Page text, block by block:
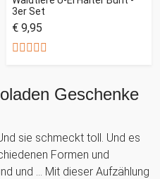
3er Set
€ 9,95
Geschenke
sie schmeckt toll. Und es
Formen und
und ... Mit dieser Aufzählung